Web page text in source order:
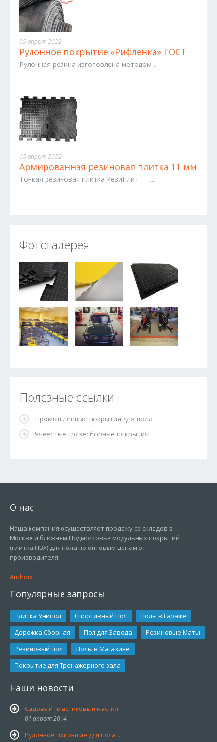
05 апреля 2022
Рулонное покрытие «Рифленка» ГОСТ
Рулонная резина изготовлена методом …
05 апреля 2022
Армированная резиновая плитка 11 мм
Тонкая резиновая плитка РезиПлит — …
Фотогалерея
Полезные ссылки
Промышленные покрытия для пола
Ячеестые грязесборные покрытия
О нас
Наша компания осуществляет продажу со складов в
Москве и ближнем Подмосковье модульных покрытий
(плитка ПВХ) для пола по оптовым ценам от
производителя.
Android
Популярные запросы
Плитка Унипол Спортивный Пол
Полы в Гараже
Дорожка Сборная
Пол для Завода
Резиновые Маты
Резиновый пол
Полы в Магазине
Покрытие для Тренажерного зала
Наши новости
Садовый пластиковый настил
01 апреля 2014
Рулонное покрытие для пола ...